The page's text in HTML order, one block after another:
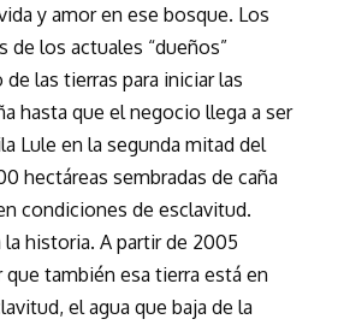
y amor en ese bosque. Los
de los actuales “dueños”
las tierras para iniciar las
hasta que el negocio llega a ser
Lule en la segunda mitad del
hectáreas sembradas de caña
condiciones de esclavitud.
historia. A partir de 2005
también esa tierra está en
el agua que baja de la